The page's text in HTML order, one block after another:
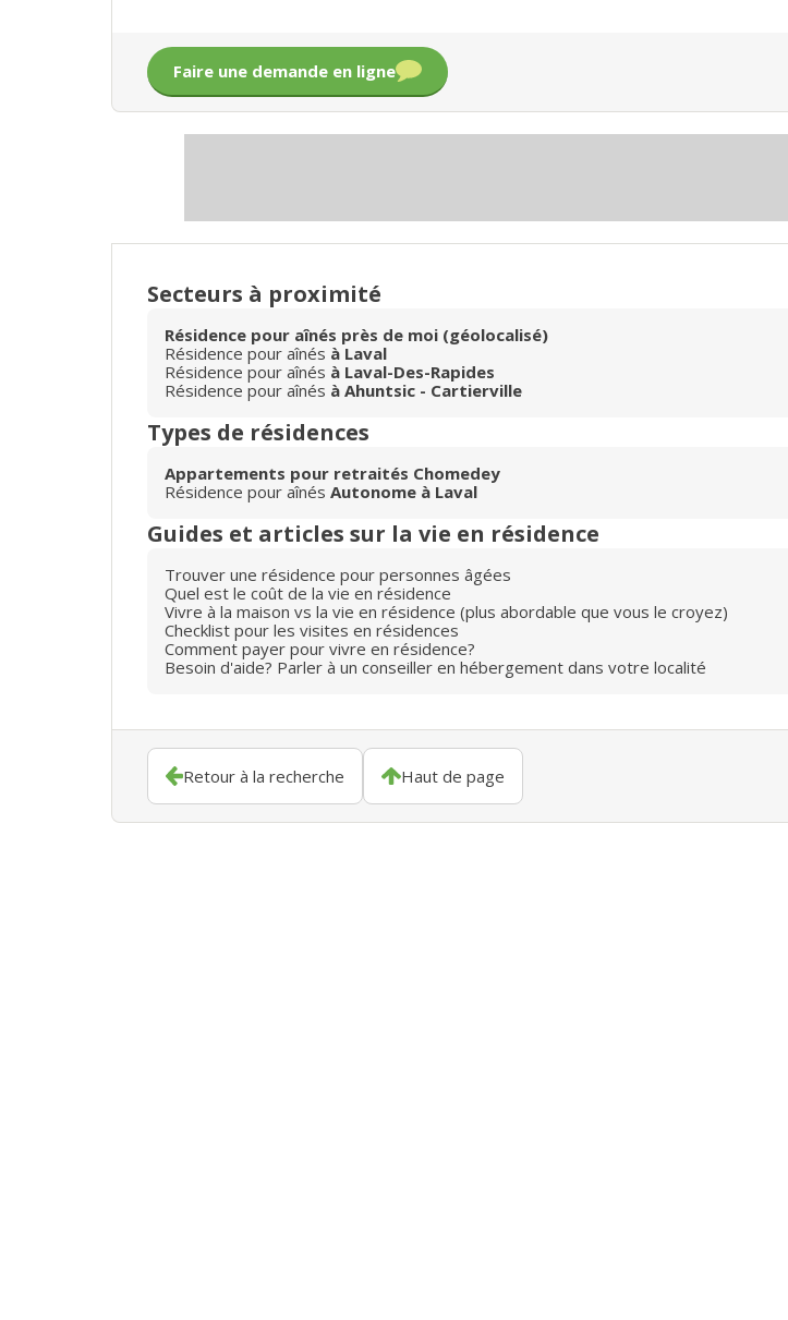
Faire une demande en ligne
Secteurs à proximité
Résidence pour aînés près de moi (géolocalisé)
Résidence pour aînés à Laval
Résidence pour aînés à Laval-Des-Rapides
Résidence pour aînés à Ahuntsic - Cartierville
Types de résidences
Appartements pour retraités Chomedey
Résidence pour aînés Autonome à Laval
Guides et articles sur la vie en résidence
Trouver une résidence pour personnes âgées
Quel est le coût de la vie en résidence
Vivre à la maison vs la vie en résidence (plus abordable que vous le croyez)
Checklist pour les visites en résidences
Comment payer pour vivre en résidence?
Besoin d'aide? Parler à un conseiller en hébergement dans votre localité
Retour à la recherche Haut de page